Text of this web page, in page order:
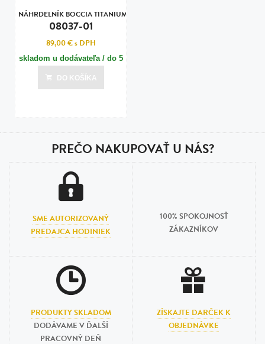
NÁHRDELNÍK BOCCIA TITANIUM
08037-01
89,00 €s DPH
skladom u dodávateľa / do 5
dní
Posledná aktualizácia dnes o 15:01
DO KOŠÍKA
PREČO NAKUPOVAŤ U NÁS?
SME AUTORIZOVANÝ
PREDAJCA HODINIEK
100% SPOKOJNOSŤ
ZÁKAZNÍKOV
PRODUKTY SKLADOM
DODÁVAME V ĎALŠÍ
PRACOVNÝ DEŇ
ZÍSKAJTE DARČEK K
OBJEDNÁVKE